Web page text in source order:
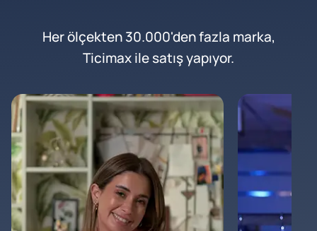
Her ölçekten 30.000'den fazla marka,
Ticimax ile satış yapıyor.